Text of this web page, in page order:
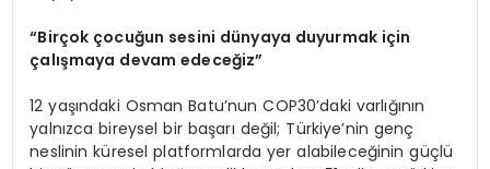
“Birçok çocuğun sesini dünyaya duyurmak için
çalışmaya devam edeceğiz”
12 yaşındaki Osman Batu’nun COP30’daki varlığının
yalnızca bireysel bir başarı değil; Türkiye’nin genç
neslinin küresel platformlarda yer alabileceğinin güçlü